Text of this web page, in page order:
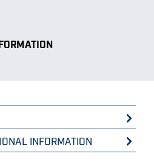
INFORMATION